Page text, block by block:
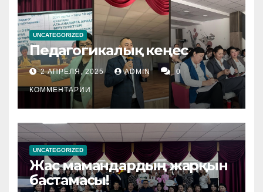
UNCATEGORIZED
Педагогикалық кеңес
2 АПРЕЛЯ, 2025 ADMIN 0
КОММЕНТАРИИ
UNCATEGORIZED
Жас мамандардың жарқын
бастамасы!